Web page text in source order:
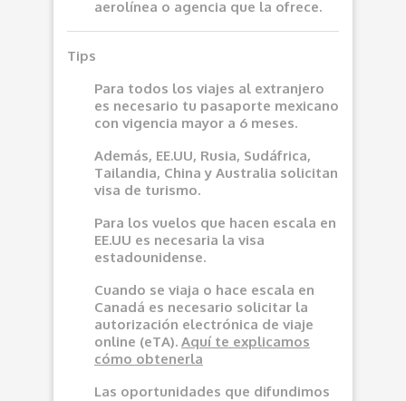
aerolínea o agencia que la ofrece.
Tips
Para todos los viajes al extranjero
es necesario tu pasaporte mexicano
con vigencia mayor a 6 meses.
Además, EE.UU, Rusia, Sudáfrica,
Tailandia, China y Australia solicitan
visa de turismo.
Para los vuelos que hacen escala en
EE.UU es necesaria la visa
estadounidense.
Cuando se viaja o hace escala en
Canadá es necesario solicitar la
autorización electrónica de viaje
online (eTA). Aquí te explicamos
cómo obtenerla
Las oportunidades que difundimos